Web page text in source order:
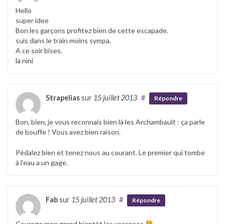
Hello
super idee
Bon les garçons profitez bien de cette escapade.
suis dans le train moins sympa.
A ce soir bises.
la nini
Strapeliassur 15 juillet 2013 # Répondre
Bon, bien, je vous reconnais bien là les Archambault : ça parle
de bouffe ! Vous avez bien raison.
Pédalez bien et tenez nous au courant. Le premier qui tombe
à l’eau a un gage.
Fabsur 15 juillet 2013 # Répondre